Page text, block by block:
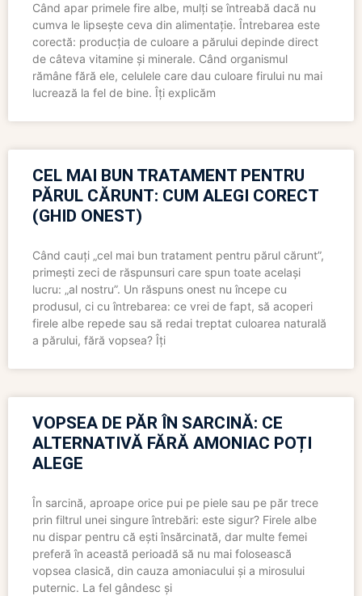
Când apar primele fire albe, mulți se întreabă dacă nu
cumva le lipsește ceva din alimentație. Întrebarea este
corectă: producția de culoare a părului depinde direct
de câteva vitamine și minerale. Când organismul
rămâne fără ele, celulele care dau culoare firului nu mai
lucrează la fel de bine. Îți explicăm
CEL MAI BUN TRATAMENT PENTRU
PĂRUL CĂRUNT: CUM ALEGI CORECT
(GHID ONEST)
Când cauți „cel mai bun tratament pentru părul cărunt”,
primești zeci de răspunsuri care spun toate același
lucru: „al nostru”. Un răspuns onest nu începe cu
produsul, ci cu întrebarea: ce vrei de fapt, să acoperi
firele albe repede sau să redai treptat culoarea naturală
a părului, fără vopsea? Îți
VOPSEA DE PĂR ÎN SARCINĂ: CE
ALTERNATIVĂ FĂRĂ AMONIAC POȚI
ALEGE
În sarcină, aproape orice pui pe piele sau pe păr trece
prin filtrul unei singure întrebări: este sigur? Firele albe
nu dispar pentru că ești însărcinată, dar multe femei
preferă în această perioadă să nu mai folosească
vopsea clasică, din cauza amoniacului și a mirosului
puternic. La fel gândesc și